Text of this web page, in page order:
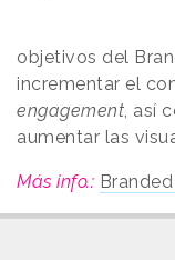
objetivos del
incrementar el
engagement, así
aumentar las
Más info.: